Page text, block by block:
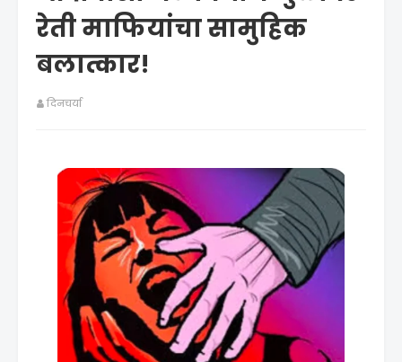
रेती माफियांचा सामुहिक
बलात्कार!
दिनचर्या